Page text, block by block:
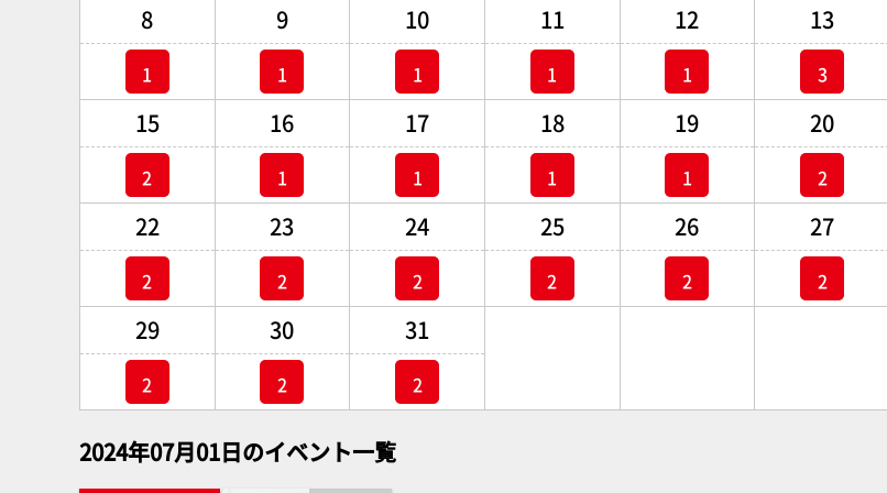
8
1
9
1
10
1
11
1
12
1
13
3
15
2
16
1
17
1
18
1
19
1
20
2
22
2
23
2
24
2
25
2
26
2
27
2
29
2
30
2
31
2
2024年07月01日のイベント一覧